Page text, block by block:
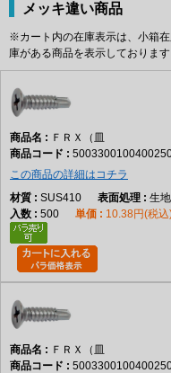
メッキ違い商品
※カート内の在庫表示は、小箱
庫がある商品を表示しております
ＦＲＸ（皿
この商品の詳細はコチラ
SUS410
生地
500
10.38円(税込
ＦＲＸ（皿